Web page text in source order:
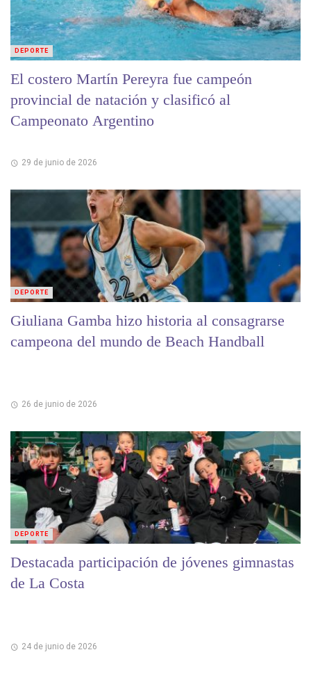
El costero Martín Pereyra fue campeón
provincial de natación y clasificó al
Campeonato Argentino
29 de junio de 2026
DEPORTE
Giuliana Gamba hizo historia al consagrarse
campeona del mundo de Beach Handball
26 de junio de 2026
DEPORTE
Destacada participación de jóvenes gimnastas
de La Costa
24 de junio de 2026
DEPORTE